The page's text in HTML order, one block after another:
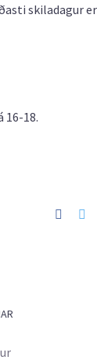
skiladagur er
16-18.